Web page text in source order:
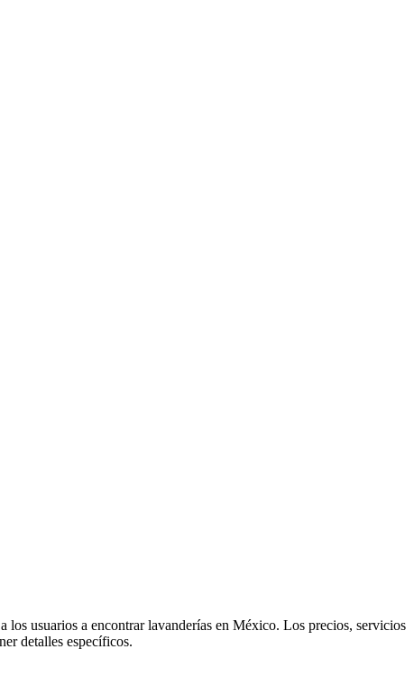
usuarios a encontrar lavanderías en México. Los precios, servicios
detalles específicos.